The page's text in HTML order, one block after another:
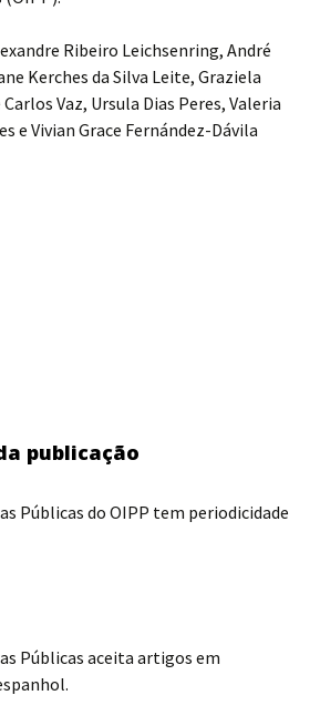
Ribeiro Leichsenring, André
Kerches da Silva Leite, Graziela
Vaz, Ursula Dias Peres, Valeria
e Vivian Grace Fernández-Dávila
publicação
Públicas do OIPP tem periodicidade
Públicas aceita artigos em